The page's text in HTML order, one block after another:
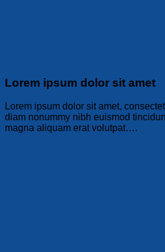
Lorem ipsum dolor sit amet
Lorem ipsum dolor sit amet,
diam nonummy nibh euismod
magna aliquam erat volutpat….